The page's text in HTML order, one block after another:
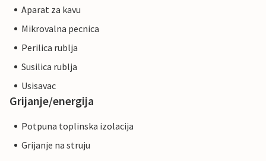
Aparat za kavu
Mikrovalna pecnica
Perilica rublja
Susilica rublja
Usisavac
Grijanje/energija
Potpuna toplinska izolacija
Grijanje na struju